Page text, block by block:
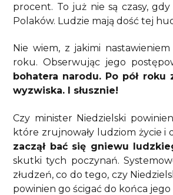
procent. To już nie są czasy,
Polaków. Ludzie mają dość tej
Nie wiem, z jakimi
roku. Obserwując jego
bohatera narodu. Po pół
wyzwiska. I słusznie!
Czy minister Niedzielski
które zrujnowały ludziom życie i
zaczął bać się gniewu
skutki tych poczynań.
złudzeń, co do tego, czy
powinien go ścigać do końca